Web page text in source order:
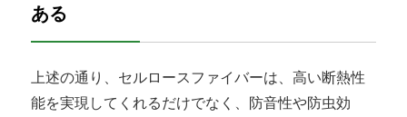
ある
上述の通り、セルロースファイバーは、高い断熱性
能を実現してくれるだけでなく、防音性や防虫効